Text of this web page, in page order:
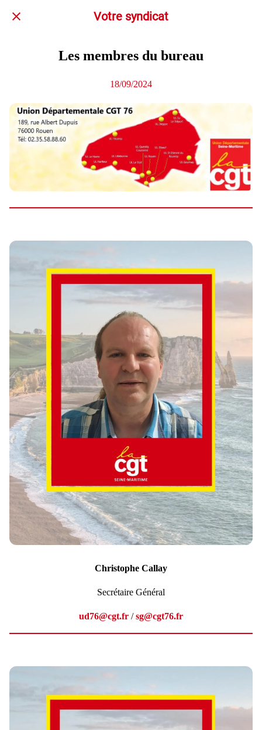
Votre syndicat
Les membres du bureau
18/09/2024
Christophe Callay
Secrétaire Général
ud76@cgt.fr /sg@cgt76.fr